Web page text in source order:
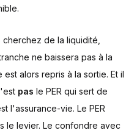
de la liquidité,
ne baissera pas à la
alors repris à la sortie. Et il
pas le PER qui sert de
l'assurance-vie. Le PER
le levier. Le confondre avec